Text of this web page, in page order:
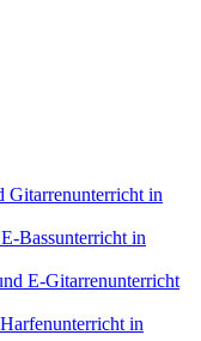
Gitarrenunterricht in
Bassunterricht in
E-Gitarrenunterricht
in